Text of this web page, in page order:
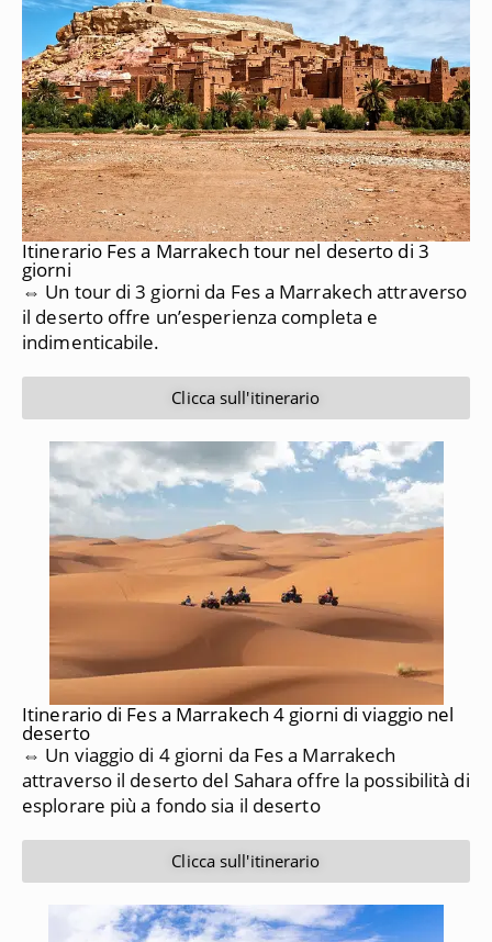
Itinerario Fes a Marrakech tour nel deserto di 3
giorni
⇔ Un tour di 3 giorni da Fes a Marrakech attraverso
il deserto offre un’esperienza completa e
indimenticabile.
Clicca sull'itinerario
Itinerario di Fes a Marrakech 4 giorni di viaggio nel
deserto
⇔ Un viaggio di 4 giorni da Fes a Marrakech
attraverso il deserto del Sahara offre la possibilità di
esplorare più a fondo sia il deserto
Clicca sull'itinerario